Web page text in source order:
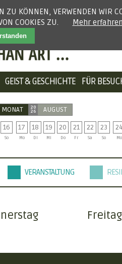
NAVIGATION
GEIST & GESCHICHTE FÜR
MONAT 20
26 AUGUST
16
So
17
Mo
18
Di
19
Mi
20
Do
21
Fr
22
Sa
23
So
24
Mo
VERANSTALTUNG
Freitag
ZU KÖNNEN, VERWENDEN WIR
COOKIES ZU.
Mehr erfahren